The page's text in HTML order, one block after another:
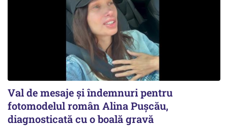
Val de mesaje și îndemnuri pentru
fotomodelul român Alina Pușcău,
diagnosticată cu o boală gravă